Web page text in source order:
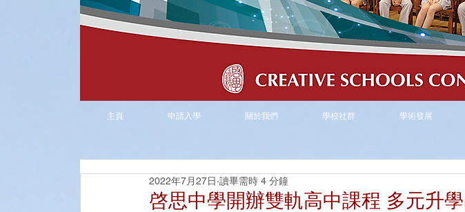
主頁 申請入學 關於我們 學校社群 學術發展
啓思中學開辦雙軌高中課程 多元升
2022年7月27日 讀畢需時 4 分鐘